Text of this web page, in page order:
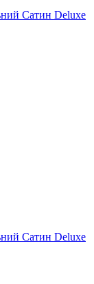
Сатин Deluxe
Сатин Deluxe